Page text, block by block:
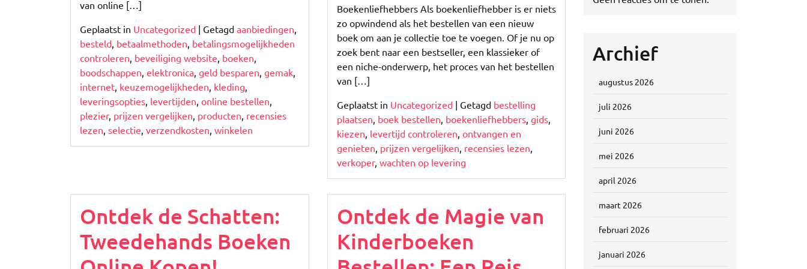
van online […]
Geplaatst in Uncategorized | Getagd aanbiedingen,
besteld, betaalmethoden, betalingsmogelijkheden
controleren, beveiliging website, boeken,
boodschappen, elektronica, geld besparen, gemak,
internet, keuzemogelijkheden, kleding,
leveringsopties, levertijden, online bestellen,
plezier, prijzen vergelijken, producten, recensies
lezen, selectie, verzendkosten, winkelen
Boekenliefhebbers Als boekenliefhebber is er niets
zo opwindend als het bestellen van een nieuw
boek om aan je collectie toe te voegen. Of je nu op
zoek bent naar een bestseller, een klassieker of
een niche-onderwerp, het proces van het bestellen
van […]
Geplaatst in Uncategorized| Getagd bestelling
plaatsen, boek bestellen, boekenliefhebbers, gids,
kiezen, levertijd controleren, ontvangen en
genieten, prijzen vergelijken, recensies lezen,
verkoper, wachten op levering
Ontdek de Schatten:
Tweedehands Boeken
Ontdek de Magie van
Kinderboeken
Archief
augustus 2026
juli 2026
juni 2026
mei 2026
april 2026
maart 2026
februari 2026
januari 2026